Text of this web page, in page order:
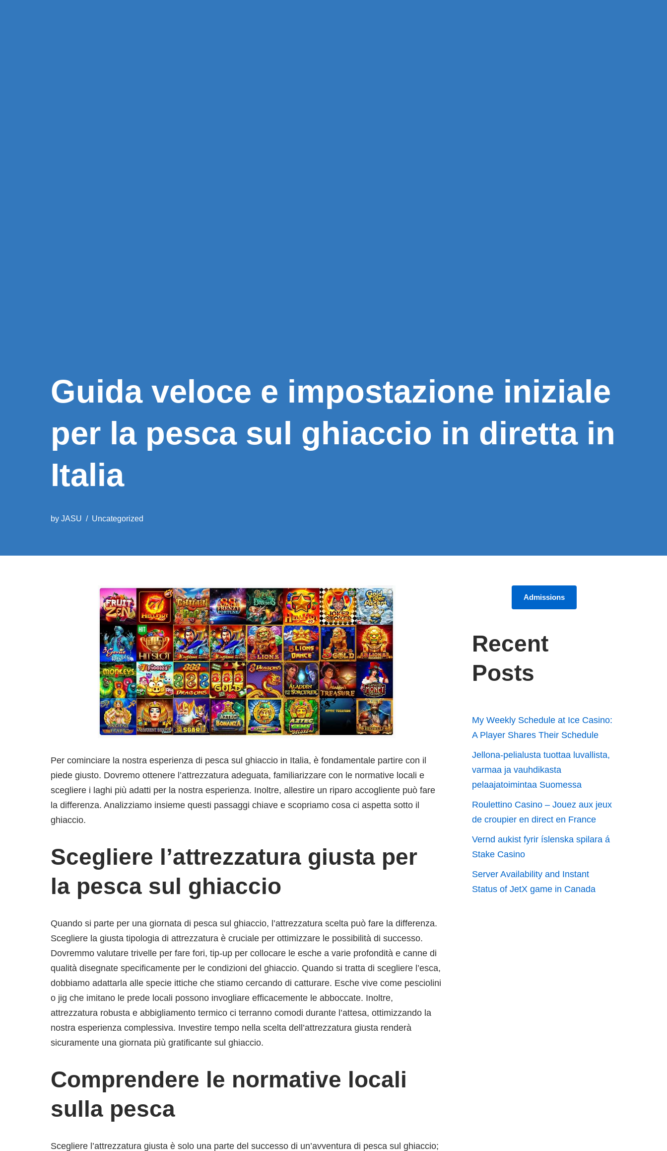
Guida veloce e impostazione iniziale
per la pesca sul ghiaccio in diretta in
Italia
by JASU Uncategorized
Per cominciare la nostra esperienza di pesca sul ghiaccio in Italia, è fondamentale partire con il
piede giusto. Dovremo ottenere l’attrezzatura adeguata, familiarizzare con le normative locali e
scegliere i laghi più adatti per la nostra esperienza. Inoltre, allestire un riparo accogliente può fare
la differenza. Analizziamo insieme questi passaggi chiave e scopriamo cosa ci aspetta sotto il
ghiaccio.
Scegliere l’attrezzatura giusta per
la pesca sul ghiaccio
Quando si parte per una giornata di pesca sul ghiaccio, l’attrezzatura scelta può fare la differenza.
Scegliere la giusta tipologia di attrezzatura è cruciale per ottimizzare le possibilità di successo.
Dovremmo valutare trivelle per fare fori, tip-up per collocare le esche a varie profondità e canne di
qualità disegnate specificamente per le condizioni del ghiaccio. Quando si tratta di scegliere l’esca,
dobbiamo adattarla alle specie ittiche che stiamo cercando di catturare. Esche vive come pesciolini
o jig che imitano le prede locali possono invogliare efficacemente le abboccate. Inoltre,
attrezzatura robusta e abbigliamento termico ci terranno comodi durante l’attesa, ottimizzando la
nostra esperienza complessiva. Investire tempo nella scelta dell’attrezzatura giusta renderà
sicuramente una giornata più gratificante sul ghiaccio.
Comprendere le normative locali
sulla pesca
Scegliere l’attrezzatura giusta è solo una parte del successo di un’avventura di pesca sul ghiaccio;
Admissions
Recent
Posts
My Weekly Schedule at Ice Casino:
A Player Shares Their Schedule
Jellona-pelialusta tuottaa luvallista,
varmaa ja vauhdikasta
pelaajatoimintaa Suomessa
Roulettino Casino – Jouez aux jeux
de croupier en direct en France
Vernd aukist fyrir íslenska spilara á
Stake Casino
Server Availability and Instant
Status of JetX game in Canada